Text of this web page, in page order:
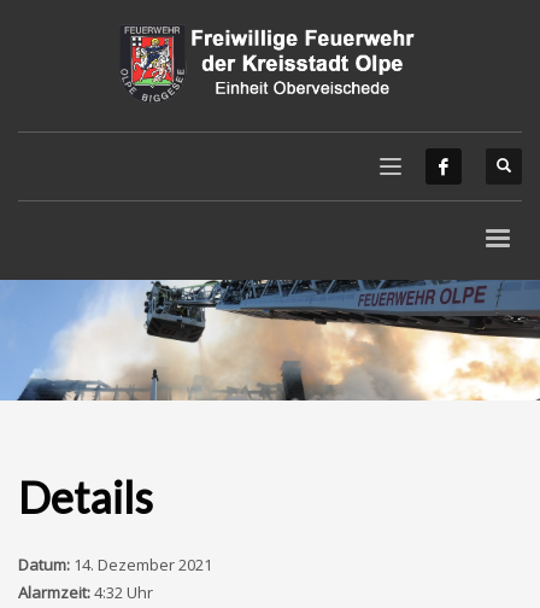
Details
Datum: 14. Dezember 2021
Alarmzeit:4:32 Uhr